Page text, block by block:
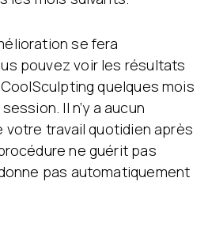
se fera
pouvez voir les résultats
quelques mois
Il n’y a aucun
travail quotidien après
ne guérit pas
pas automatiquement